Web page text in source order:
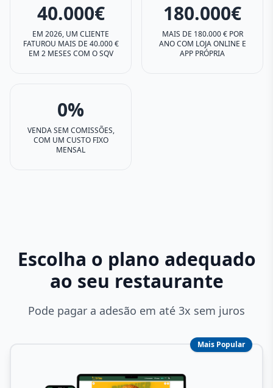
40.000€
EM 2026, UM CLIENTE
FATUROU MAIS DE 40.000 €
EM 2 MESES COM O SQV
180.000€
MAIS DE 180.000 € POR
ANO COM LOJA ONLINE E
APP PRÓPRIA
0%
VENDA SEM COMISSÕES,
COM UM CUSTO FIXO
MENSAL
Escolha o plano adequado
ao seu restaurante
Pode pagar a adesão em até 3x sem juros
Mais Popular